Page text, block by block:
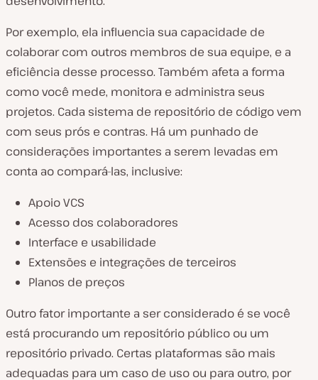
Por exemplo, ela influencia sua capacidade de
colaborar com outros membros de sua equipe, e a
eficiência desse processo. Também afeta a forma
como você mede, monitora e administra seus
projetos. Cada sistema de repositório de código vem
com seus prós e contras. Há um punhado de
considerações importantes a serem levadas em
conta ao compará-las, inclusive:
Apoio VCS
Acesso dos colaboradores
Interface e usabilidade
Extensões e integrações de terceiros
Planos de preços
Outro fator importante a ser considerado é se você
está procurando um repositório público ou um
repositório privado. Certas plataformas são mais
adequadas para um caso de uso ou para outro, por